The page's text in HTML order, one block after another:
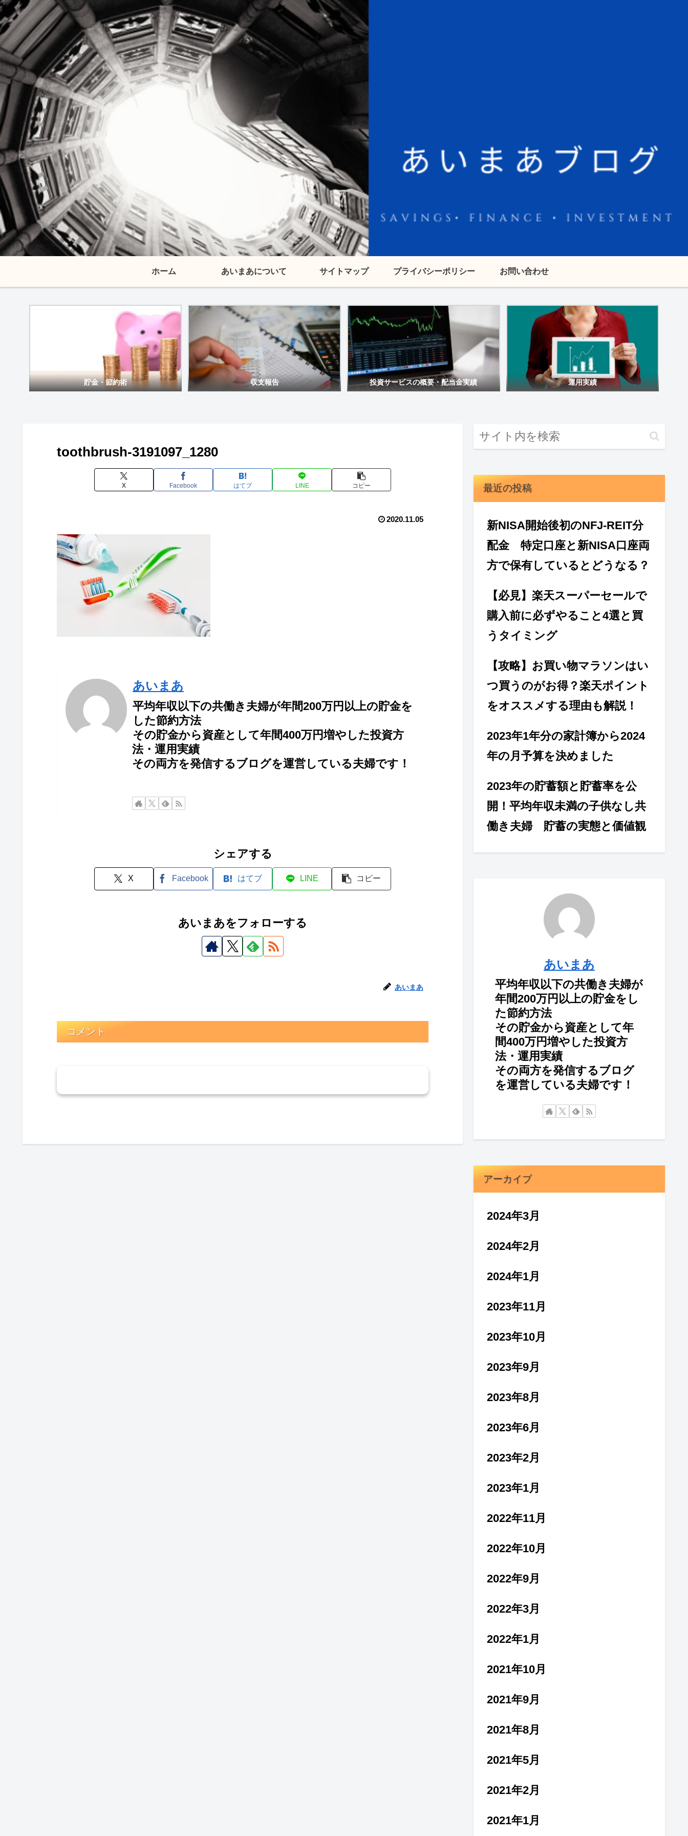
ホーム あいまあについて サイトマップ プライバシーポリシー お問い合わせ
貯金・節約術 収支報告 投資サービスの概要・配当金実績 運用実績
toothbrush-3191097_1280
X Facebook はてブ LINE コピー
2020.11.05
あいまあ
平均年収以下の共働き夫婦が年間200万円以上の貯金を
した節約方法
その貯金から資産として年間400万円増やした投資方
法・運用実績
その両方を発信するブログを運営している夫婦です！
シェアする
X Facebook はてブ LINE コピー
あいまあをフォローする
あいまあ
コメント
最近の投稿
新NISA開始後初のNFJ-REIT分
配金 特定口座と新NISA口座両
方で保有しているとどうなる？
【必見】楽天スーパーセールで
購入前に必ずやること4選と買
うタイミング
【攻略】お買い物マラソンはい
つ買うのがお得？楽天ポイント
をオススメする理由も解説！
2023年1年分の家計簿から2024
年の月予算を決めました
2023年の貯蓄額と貯蓄率を公
開！平均年収未満の子供なし共
働き夫婦 貯蓄の実態と価値観
あいまあ
平均年収以下の共働き夫婦が
年間200万円以上の貯金をし
た節約方法
その貯金から資産として年
間400万円増やした投資方
法・運用実績
その両方を発信するブログ
を運営している夫婦です！
アーカイブ
2024年3月
2024年2月
2024年1月
2023年11月
2023年10月
2023年9月
2023年8月
2023年6月
2023年2月
2023年1月
2022年11月
2022年10月
2022年9月
2022年3月
2022年1月
2021年10月
2021年9月
2021年8月
2021年5月
2021年2月
2021年1月